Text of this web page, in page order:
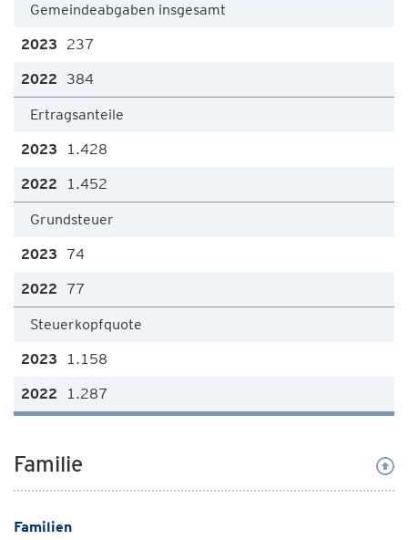
Gemeindeabgaben insgesamt
237
384
Ertragsanteile
1.428
1.452
Grundsteuer
74
77
Steuerkopfquote
1.158
1.287
Familie
Familien